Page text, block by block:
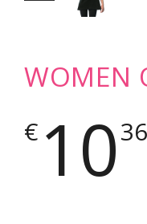
WOMEN
€ 1036